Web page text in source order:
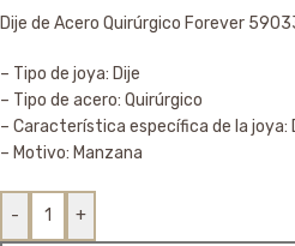
Dije de Acero Quirúrgico Forever
– Tipo de joya: Dije
– Tipo de acero: Quirúrgico
– Característica específica de la joya:
– Motivo: Manzana
- +